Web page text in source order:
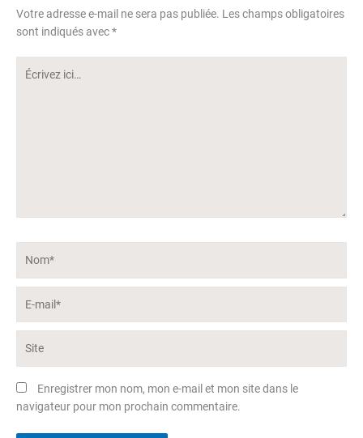
Votre adresse e-mail ne sera pas publiée. Les champs obligatoires
sont indiqués avec*
ici…
mail*
Enregistrer mon nom, mon e-mail et mon site dans le
navigateur pour mon prochain commentaire.